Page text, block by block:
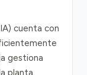
cuenta con
gestiona
planta